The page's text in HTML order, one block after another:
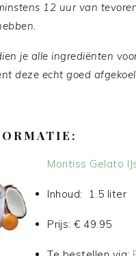
12 uur van
je alle ingrediënten
deze echt goed
Montiss Gelato
Inhoud: 1.5 liter
Prijs: € 49.95